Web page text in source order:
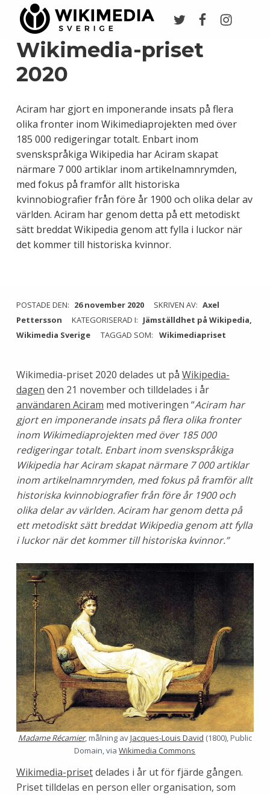
Wikimedia-priset
2020
Aciram har gjort en imponerande insats på flera
olika fronter inom Wikimediaprojekten med över
185 000 redigeringar totalt. Enbart inom
svenskspråkiga Wikipedia har Aciram skapat
närmare 7 000 artiklar inom artikelnamnrymden,
med fokus på framför allt historiska
kvinnobiografier från före år 1900 och olika delar av
världen. Aciram har genom detta på ett metodiskt
sätt breddat Wikipedia genom att fylla i luckor när
det kommer till historiska kvinnor.
POSTADE DEN: 26 november 2020 SKRIVEN AV: Axel
Pettersson
KATEGORISERAD I: Jämställdhet på Wikipedia
Wikimedia Sverige
TAGGAD SOM: Wikimediapriset
Wikimedia-priset 2020 delades ut på Wikipedia-
dagen den 21 november och tilldelades i år
användaren Aciram med motiveringen “Aciram har
gjort en imponerande insats på flera olika fronter
inom Wikimediaprojekten med över 185 000
redigeringar totalt. Enbart inom svenskspråkiga
Wikipedia har Aciram skapat närmare 7 000 artiklar
inom artikelnamnrymden, med fokus på framför allt
historiska kvinnobiografier från före år 1900 och
olika delar av världen. Aciram har genom detta på
ett metodiskt sätt breddat Wikipedia genom att fylla
i luckor när det kommer till historiska kvinnor.”
Madame Récamier, målning avJacques-Louis David (1800), Public
Domain, viaWikimedia Commons
Wikimedia-prisetdelades i år ut för fjärde gången.
Priset tilldelas en person eller organisation, som